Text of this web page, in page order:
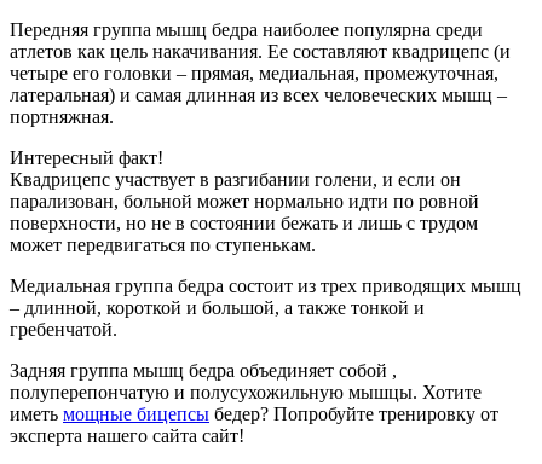
Передняя группа мышц бедра наиболее популярна среди
атлетов как цель накачивания. Ее составляют квадрицепс (и
четыре его головки – прямая, медиальная, промежуточная,
латеральная) и самая длинная из всех человеческих мышц –
портняжная.
Интересный факт!
Квадрицепс участвует в разгибании голени, и если он
парализован, больной может нормально идти по ровной
поверхности, но не в состоянии бежать и лишь с трудом
может передвигаться по ступенькам.
Медиальная группа бедра состоит из трех приводящих мышц
– длинной, короткой и большой, а также тонкой и
гребенчатой.
Задняя группа мышц бедра объединяет собой ,
полуперепончатую и полусухожильную мышцы. Хотите
иметь мощные бицепсы бедер? Попробуйте тренировку от
эксперта нашего сайта сайт!